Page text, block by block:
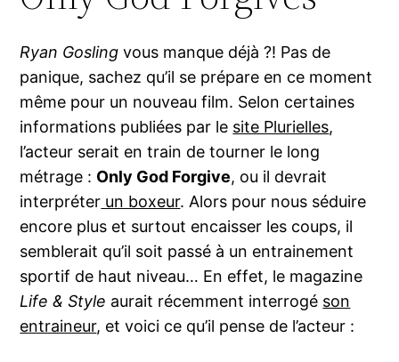
Ryan Goslingvous manque déjà ?! Pas de
panique, sachez qu’il se prépare en ce moment
même pour un nouveau film. Selon certaines
informations publiées par le site Plurielles,
l’acteur serait en train de tourner le long
métrage : Only God Forgive, ou il devrait
interpréter un boxeur. Alors pour nous séduire
encore plus et surtout encaisser les coups, il
semblerait qu’il soit passé à un entrainement
sportif de haut niveau… En effet, le magazine
Life & Style aurait récemment interrogé son
entraineur, et voici ce qu’il pense de l’acteur :